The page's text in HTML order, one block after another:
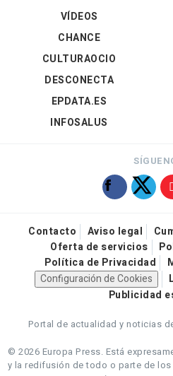
VÍDEOS
CHANCE
CULTURAOCIO
DESCONECTA
EPDATA.ES
INFOSALUS
Contacto Aviso legal
Oferta de servicios
Política de Privacidad
Configuración de Cookies
Publicidad
Portal de actualidad y noticias
© 2026 Europa Press. Está
y la redifusión de todo o parte de